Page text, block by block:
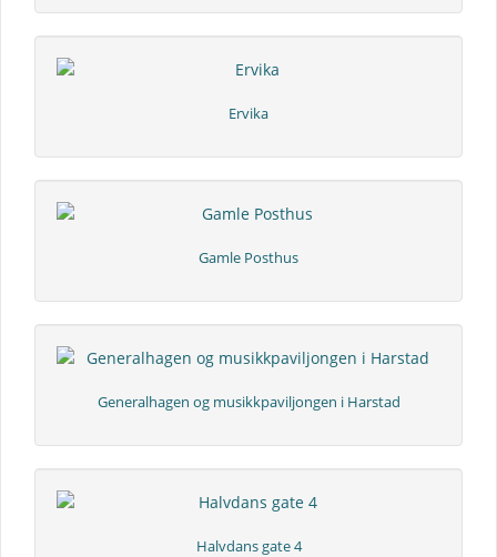
Ervika
Gamle Posthus
Generalhagen og musikkpaviljongen i Harstad
Halvdans gate 4